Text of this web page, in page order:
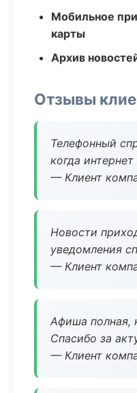
Мобильное
карты
Архив
Отзывы
Телефонный
когда
— Клиент
Новости
уведомления
— Клиент
Афиша полная,
Спасибо за
— Клиент